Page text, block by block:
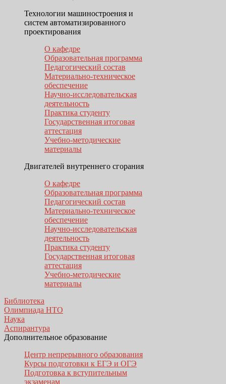
Технологии машиностроения и
систем автоматизированного
проектирования
О кафедре
Образовательная программа
Педагогический состав
Материально-техническое
обеспечение
Научно-исследовательская
деятельность
Практика студенту
Государственная итоговая
аттестация
Учебно-методические
материалы
Двигателей внутреннего сгорания
О кафедре
Образовательная программа
Педагогический состав
Материально-техническое
обеспечение
Научно-исследовательская
деятельность
Практика студенту
Государственная итоговая
аттестация
Учебно-методические
материалы
Библиотека
Олимпиада НТО
Наука
Аспирантура
Дополнительное образование
Центр непрерывного образования
Курсы подготовки к ЕГЭ и ОГЭ
Подготовка к вступительным
экзаменам